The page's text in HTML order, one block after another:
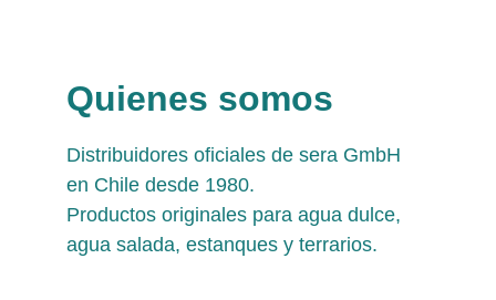
Quienes somos
Distribuidores oficiales de sera GmbH
en Chile desde 1980.
Productos originales para agua dulce,
agua salada, estanques y terrarios.